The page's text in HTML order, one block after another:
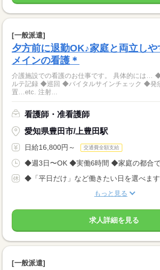
[一般派遣]
夕方前に退勤OK♪家庭と両立し
メインの看護＊
介護施設での看護のお仕事です。 具体的には… ◆内服薬の管理 ◆カ
ルテ記録 ◆巡回 ◆バイタルサインチェック ◆発
置…etc. 注射...
看護師・准看護師
愛知県豊田市/上豊田駅
日給16,800円～ 交通費全額支給
◆週3日〜OK ◆実働6時間 ◆家庭の都合
◆「平日だけ」など働きたい日を選べま
もっと見る
求人詳細を見る
[一般派遣]